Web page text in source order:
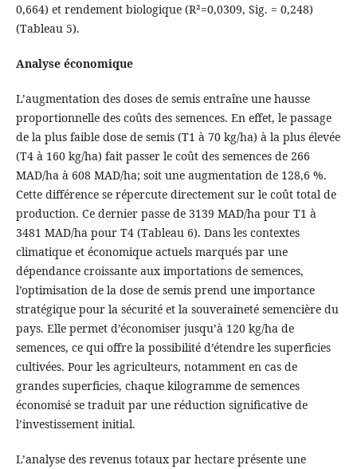
0,664) et rendement biologique (R²=0,0309, Sig. = 0,248)
(Tableau 5).
Analyse économique
L’augmentation des doses de semis entraîne une hausse
proportionnelle des coûts des semences. En effet, le passage
de la plus faible dose de semis (T1 à 70 kg/ha) à la plus élevée
(T4 à 160 kg/ha) fait passer le coût des semences de 266
MAD/ha à 608 MAD/ha; soit une augmentation de 128,6 %.
Cette différence se répercute directement sur le coût total de
production. Ce dernier passe de 3139 MAD/ha pour T1 à
3481 MAD/ha pour T4 (Tableau 6). Dans les contextes
climatique et économique actuels marqués par une
dépendance croissante aux importations de semences,
l’optimisation de la dose de semis prend une importance
stratégique pour la sécurité et la souveraineté semencière du
pays. Elle permet d’économiser jusqu’à 120 kg/ha de
semences, ce qui offre la possibilité d’étendre les superficies
cultivées. Pour les agriculteurs, notamment en cas de
grandes superficies, chaque kilogramme de semences
économisé se traduit par une réduction significative de
l’investissement initial.
L’analyse des revenus totaux par hectare présente une